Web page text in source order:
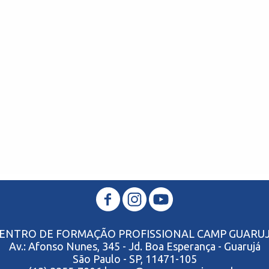
DE FORMAÇÃO PROFISSIONAL CAMP
Av.: Afonso Nunes, 345 - Jd. Boa Esperança - Guarujá
São Paulo - SP, 11471-105